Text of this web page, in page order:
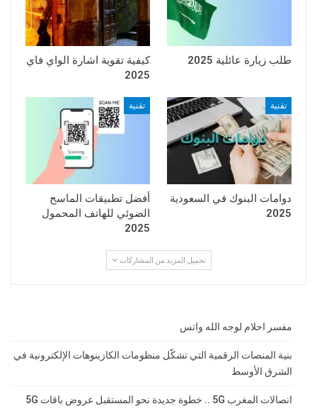
طلب زيارة عائلية 2025
كيفية تقوية اشارة الواي فاي
2025
تقنية
دوامات البنوك في السعودية
2025
تقنية
أفضل تطبيقات الماسح
الضوئي للهاتف المحمول
2025
تحميل المزيد من المشاركات
مفسر احلام لوجه الله واتس
بنية المنصات الرقمية التي تشكّل منظومات الكازينوهات الإلكترونية في
الشرق الأوسط
اتصالات المغرب 5G .. خطوة جديدة نحو المستقبل عروض باقات 5G